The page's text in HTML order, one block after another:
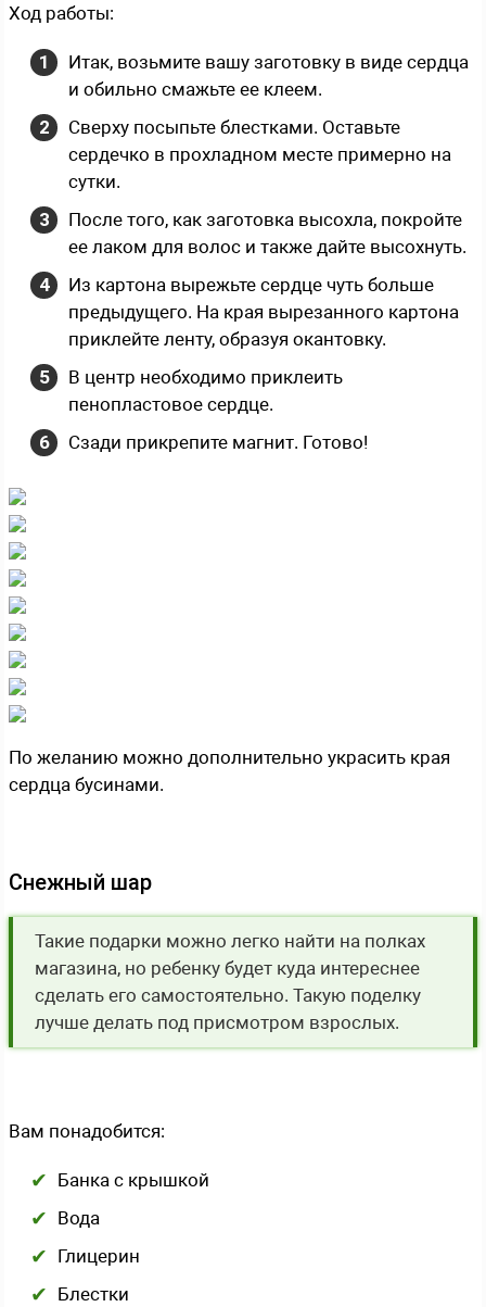
Ход работы:
Итак, возьмите вашу заготовку в виде сердца
и обильно смажьте ее клеем.
Сверху посыпьте блестками. Оставьте
сердечко в прохладном месте примерно на
сутки.
После того, как заготовка высохла, покройте
ее лаком для волос и также дайте высохнуть.
Из картона вырежьте сердце чуть больше
предыдущего. На края вырезанного картона
приклейте ленту, образуя окантовку.
В центр необходимо приклеить
пенопластовое сердце.
Сзади прикрепите магнит. Готово!
По желанию можно дополнительно украсить края
сердца бусинами.
Снежный шар
Такие подарки можно легко найти на полках
магазина, но ребенку будет куда интереснее
сделать его самостоятельно. Такую поделку
лучше делать под присмотром взрослых.
Вам понадобится:
Банка с крышкой
Вода
Глицерин
Блестки